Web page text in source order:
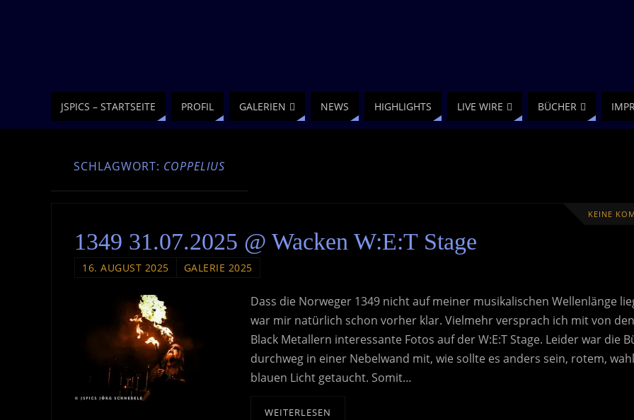
JSPICS – STARTSEITE PROFIL GALERIEN NEWS HIGHLIGHTS LIVE WIRE BÜCHER
SCHLAGWORT: COPPELIUS
KEINE
1349 31.07.2025 @ Wacken W:E:T Stage
16. AUGUST 2025 GALERIE 2025
Dass die Norweger 1349 nicht auf meiner musikalischen Wellenlänge
war mir natürlich schon vorher klar. Vielmehr versprach ich mit von den
Black Metallern interessante Fotos auf der W:E:T Stage. Leider war die
durchweg in einer Nebelwand mit, wie sollte es anders sein, rotem,
blauen Licht getaucht. Somit…
WEITERLESEN